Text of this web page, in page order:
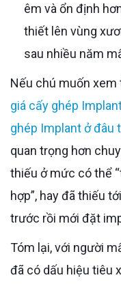
êm và ổn định
thiết lên vùng
sau nhiều năm
Nếu chú muốn
giá cấy ghép
ghép Implant ở đâu
quan trọng hơn
thiếu ở mức có thể
hợp”, hay đã thiếu
trước rồi mới đặt
Tóm lại, với người mất răng hàm dưới hơn 12 năm và
đã có dấu hiệu tiêu